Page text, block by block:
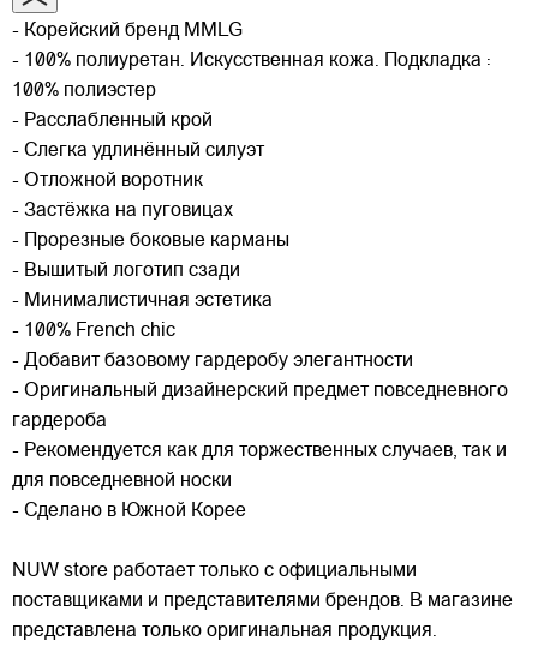
- Корейский бренд MMLG
- 100% полиуретан. Искусственная кожа. Подкладка :
100% полиэстер
- Расслабленный крой
- Слегка удлинённый силуэт
- Отложной воротник
- Застёжка на пуговицах
- Прорезные боковые карманы
- Вышитый логотип сзади
- Минималистичная эстетика
- 100% French chic
- Добавит базовому гардеробу элегантности
- Оригинальный дизайнерский предмет повседневного
гардероба
- Рекомендуется как для торжественных случаев, так и
для повседневной носки
- Сделано в Южной Корее
NUW store работает только с официальными
поставщиками и представителями брендов. В магазине
представлена только оригинальная продукция.